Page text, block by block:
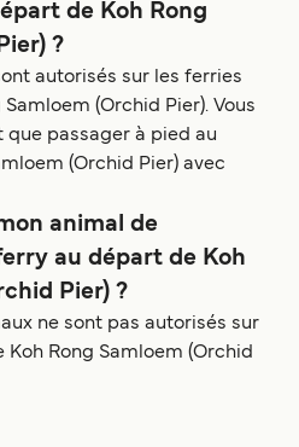
de Koh Rong
?
autorisés sur les ferries
(Orchid Pier). Vous
que passager à pied au
(Orchid Pier) avec
animal de
au départ de Koh
Pier) ?
ne sont pas autorisés sur
Rong Samloem (Orchid